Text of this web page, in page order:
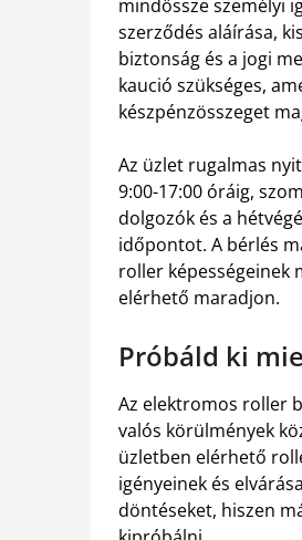
mindössze személyi
szerződés aláírása,
biztonság és a jogi
kaució szükséges,
készpénzösszeget
Az üzlet rugalmas
9:00-17:00 óráig,
dolgozók és a
időpontot. A bérlés
roller képességeinek
elérhető maradjon.
Próbáld ki
Az elektromos roller
valós körülmények
üzletben elérhető
igényeinek és
döntéseket, hiszen